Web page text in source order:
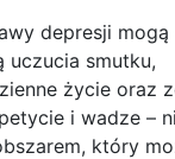
depresji
uczucia smutku,
życie oraz
i wadze –
który